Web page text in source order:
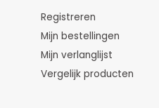
Registreren
Mijn bestellingen
Mijn verlanglijst
Vergelijk producten